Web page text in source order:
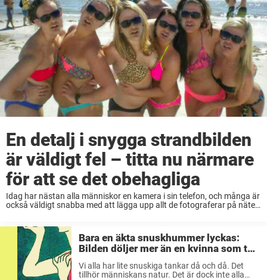
En detalj i snygga strandbilden
är väldigt fel – titta nu närmare
för att se det obehagliga
Idag har nästan alla människor en kamera i sin telefon, och många är
också väldigt snabba med att lägga upp allt de fotograferar på nätet.
Bara en äkta snuskhummer lyckas:
Bilden döljer mer än en kvinna som tar
sig på axeln – men ser du vad det är?
Vi alla har lite snuskiga tankar då och då. Det
tillhör människans natur. Det är dock inte alla